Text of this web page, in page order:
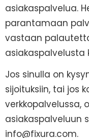
asiakaspalvelua.
parantamaan
vastaan
Jos sinulla on
sijoituksiin, tai jos
verkkopalvelussa,
asiakaspalveluun
info@fixura.com.